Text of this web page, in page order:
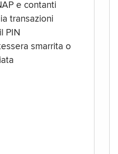
e contanti
transazioni
PIN
smarrita o